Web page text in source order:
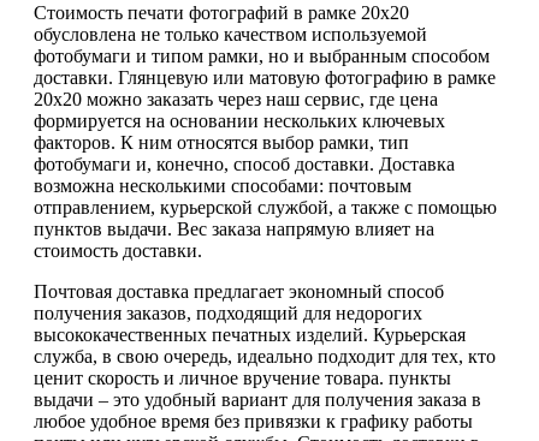
Стоимость печати фотографий в рамке 20х20
обусловлена не только качеством используемой
фотобумаги и типом рамки, но и выбранным способом
доставки. Глянцевую или матовую фотографию в рамке
20х20 можно заказать через наш сервис, где цена
формируется на основании нескольких ключевых
факторов. К ним относятся выбор рамки, тип
фотобумаги и, конечно, способ доставки. Доставка
возможна несколькими способами: почтовым
отправлением, курьерской службой, а также с помощью
пунктов выдачи. Вес заказа напрямую влияет на
стоимость доставки.
Почтовая доставка предлагает экономный способ
получения заказов, подходящий для недорогих
высококачественных печатных изделий. Курьерская
служба, в свою очередь, идеально подходит для тех, кто
ценит скорость и личное вручение товара. пункты
выдачи – это удобный вариант для получения заказа в
любое удобное время без привязки к графику работы